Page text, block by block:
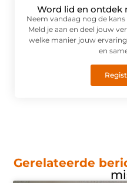
Word lid en ontdek
Neem vandaag nog de
Meld je aan en deel jouw
welke manier jouw
en
Gerelateerde